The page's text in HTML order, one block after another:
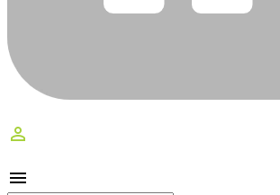
perm_identity
menu